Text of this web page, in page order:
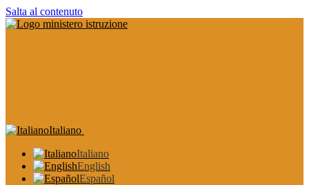
Salta al contenuto
Italiano
Italiano
English
Español